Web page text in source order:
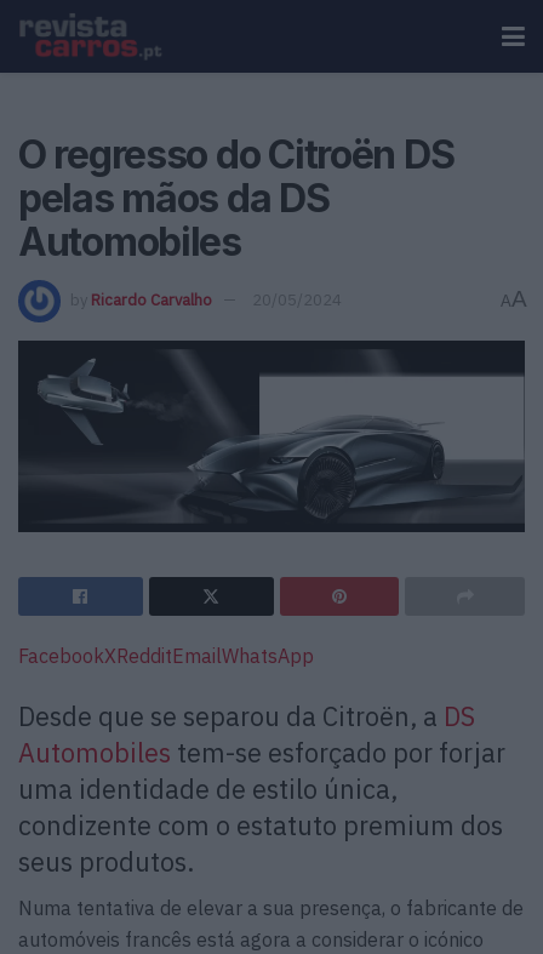
O regresso do Citroën DS
pelas mãos da DS
Automobiles
by Ricardo Carvalho 20/05/2024 AA
FacebookXRedditEmailWhatsApp
Desde que se separou da Citroën, a DS
Automobiles tem-se esforçado por forjar
uma identidade de estilo única,
condizente com o estatuto premium dos
seus produtos.
Numa tentativa de elevar a sua presença, o fabricante de
automóveis francês está agora a considerar o icónico